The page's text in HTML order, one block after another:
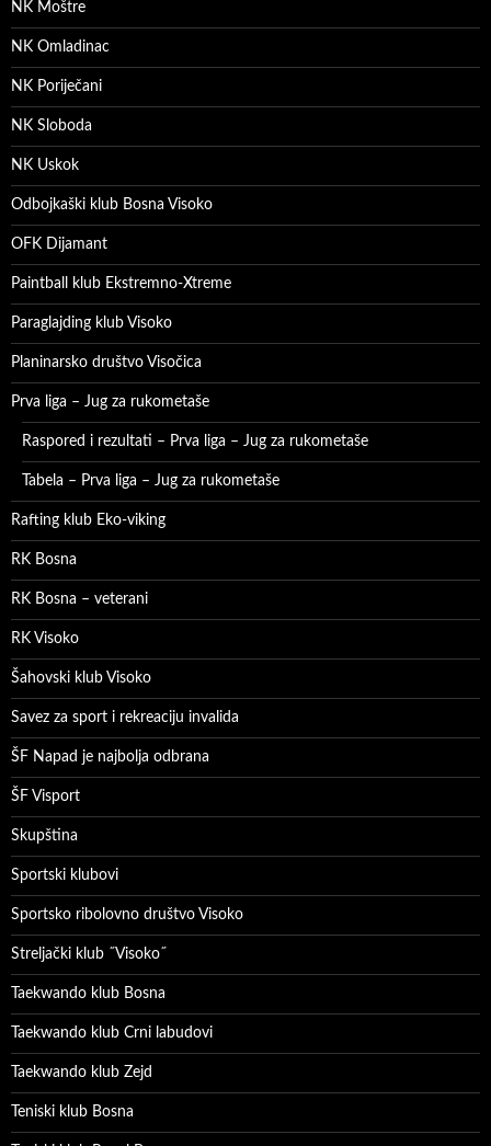
NK Moštre
NK Omladinac
NK Poriječani
NK Sloboda
NK Uskok
Odbojkaški klub Bosna Visoko
OFK Dijamant
Paintball klub Ekstremno-Xtreme
Paraglajding klub Visoko
Planinarsko društvo Visočica
Prva liga – Jug za rukometaše
Raspored i rezultati – Prva liga – Jug za rukometaše
Tabela – Prva liga – Jug za rukometaše
Rafting klub Eko-viking
RK Bosna
RK Bosna – veterani
RK Visoko
Šahovski klub Visoko
Savez za sport i rekreaciju invalida
ŠF Napad je najbolja odbrana
ŠF Visport
Skupština
Sportski klubovi
Sportsko ribolovno društvo Visoko
Streljački klub ˝Visoko˝
Taekwando klub Bosna
Taekwando klub Crni labudovi
Taekwando klub Zejd
Teniski klub Bosna